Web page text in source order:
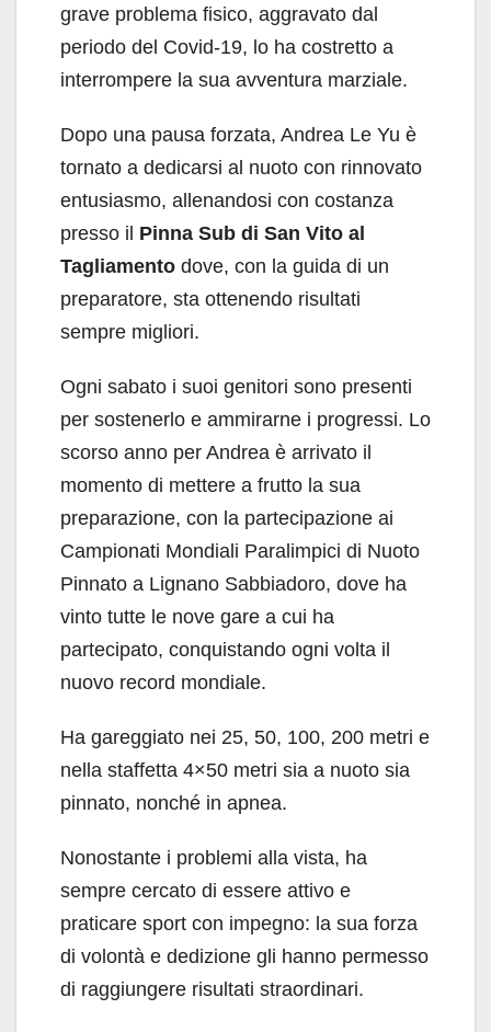
grave problema fisico, aggravato dal
periodo del Covid-19, lo ha costretto a
interrompere la sua avventura marziale.
Dopo una pausa forzata, Andrea Le Yu è
tornato a dedicarsi al nuoto con rinnovato
entusiasmo, allenandosi con costanza
presso il Pinna Sub di San Vito al
Tagliamento dove, con la guida di un
preparatore, sta ottenendo risultati
sempre migliori.
Ogni sabato i suoi genitori sono presenti
per sostenerlo e ammirarne i progressi. Lo
scorso anno per Andrea è arrivato il
momento di mettere a frutto la sua
preparazione, con la partecipazione ai
Campionati Mondiali Paralimpici di Nuoto
Pinnato a Lignano Sabbiadoro, dove ha
vinto tutte le nove gare a cui ha
partecipato, conquistando ogni volta il
nuovo record mondiale.
Ha gareggiato nei 25, 50, 100, 200 metri e
nella staffetta 4×50 metri sia a nuoto sia
pinnato, nonché in apnea.
Nonostante i problemi alla vista, ha
sempre cercato di essere attivo e
praticare sport con impegno: la sua forza
di volontà e dedizione gli hanno permesso
di raggiungere risultati straordinari.